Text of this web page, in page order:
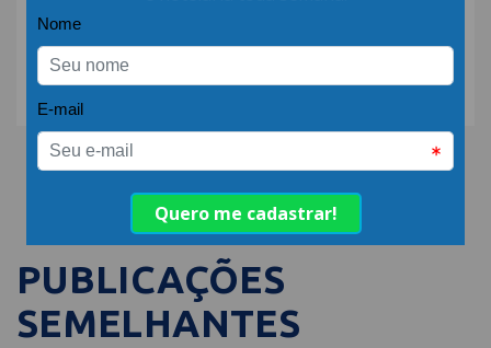
COMPARTILHE:
PUBLICAÇÕES
SEMELHANTES